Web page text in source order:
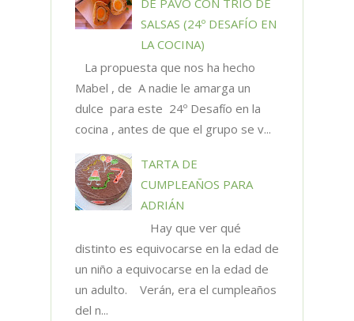
SALSAS (24º DESAFÍO EN
LA COCINA)
La propuesta que nos ha hecho
Mabel , de A nadie le amarga un
dulce para este 24º Desafío en la
cocina , antes de que el grupo se v...
TARTA DE
CUMPLEAÑOS PARA
ADRIÁN
Hay que ver qué
distinto es equivocarse en la edad de
un niño a equivocarse en la edad de
un adulto. Verán, era el cumpleaños
del n...